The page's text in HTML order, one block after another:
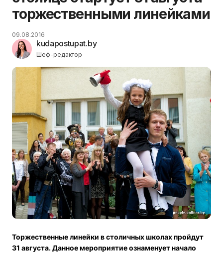
торжественными линейками
kudapostupat.by
Шеф-редактор
09.08.2016
Торжественные линейки в столичных школах пройдут
31 августа. Данное мероприятие ознаменует начало